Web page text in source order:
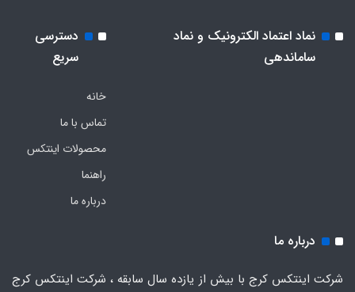
نماد اعتماد الکترونیک و نماد
ساماندهی
دسترسی
سریع
خانه
تماس با ما
محصولات اینتکس
راهنما
درباره ما
درباره ما
شرکت اینتکس کرج با بیش از یازده سال سابقه ، شرکت اینتکس کرج